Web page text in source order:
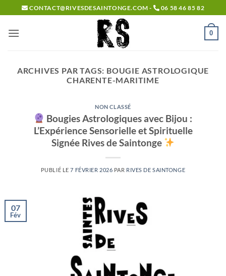
Passer
au
contenu
CONTACT@RIVESDESAINTONGE.COM - 06 58 46 85 82
0
ARCHIVES PAR TAGS: BOUGIE ASTROLOGIQUE
CHARENTE-MARITIME
NON CLASSÉ
Bougies Astrologiques avec Bijou :
L’Expérience Sensorielle et Spirituelle
Signée Rives de Saintonge
PUBLIÉ LE7 FÉVRIER 2026 PAR RIVES DE SAINTONGE
07
Fév